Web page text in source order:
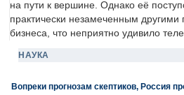
на пути к вершине. Однако её
практически незамеченным
бизнеса, что неприятно удивило
НАУКА
Вопреки прогнозам скептиков, Россия